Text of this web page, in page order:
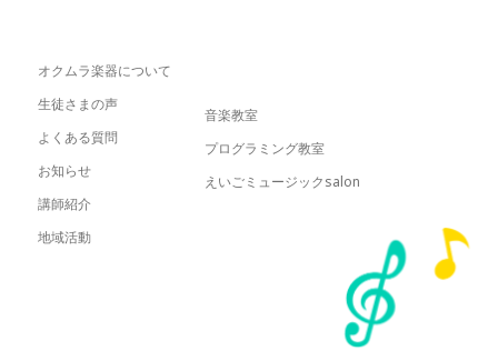
オクムラ楽器について
生徒さまの声
よくある質問
お知らせ
講師紹介
地域活動
音楽教室
プログラミング教室
えいごミュージックsalon